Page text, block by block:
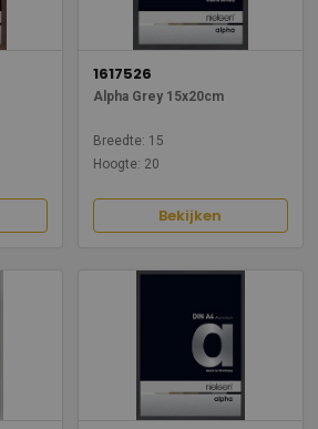
1617526
Alpha Grey 15x20cm
Breedte: 15
Hoogte: 20
Bekijken